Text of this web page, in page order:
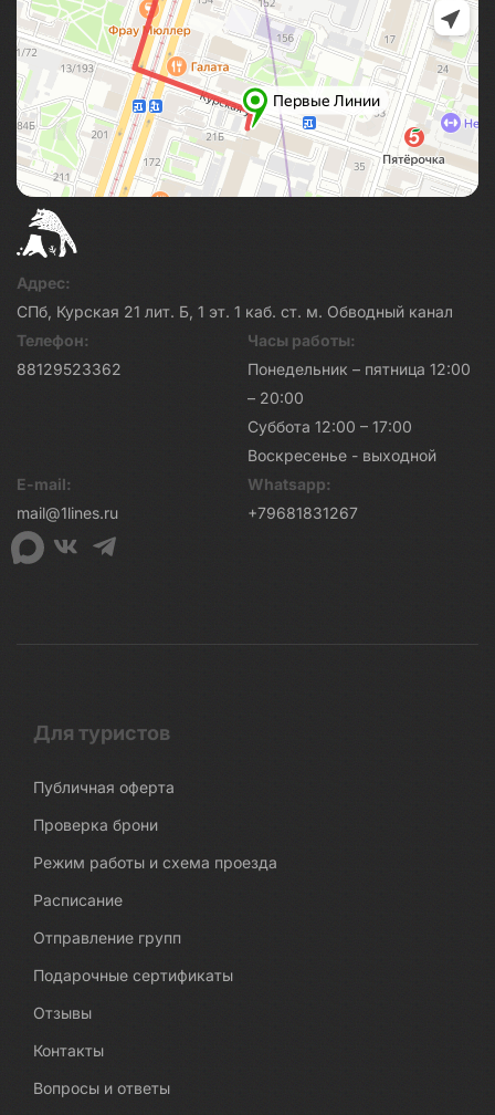
Адрес:
СПб, Курская 21 лит. Б, 1 эт. 1 каб. ст. м. Обводный канал
Телефон:
88129523362
Часы работы:
Понедельник – пятница 12:00
– 20:00
Суббота 12:00 – 17:00
Воскресенье - выходной
E-mail:
mail@1lines.ru
Whatsapp:
+79681831267
Для туристов
Публичная оферта
Проверка брони
Режим работы и схема проезда
Расписание
Отправление групп
Подарочные сертификаты
Отзывы
Контакты
Вопросы и ответы